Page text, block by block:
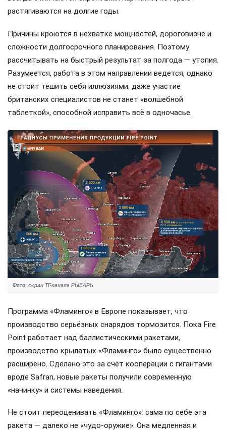
Давайте повторим прописную истину: создание
«гаражная» сборка дрона на коленке. Это сложнейший
высокотехнологичный цикл, который невозможно
ускорить по щелчку пальцев, ведь здесь важна каждая
деталь и каждый этап производства.
Любой, кто следит за рынком вооружений, не мог не
заметить странную закономерность: контракты
всегда отличаются скромными партиями, которые
растягиваются на долгие годы.
Причины кроются в нехватке мощностей, дороговизне и
сложности долгосрочного планирования. Поэтому
рассчитывать на быстрый результат за полгода — утопия.
Разумеется, работа в этом направлении ведется, однако
не стоит тешить себя иллюзиями: даже участие
британских специалистов не станет «волшебной
таблеткой», способной исправить всё в одночасье.
Фото: скрин ТГ-канала РЫБАРЬ